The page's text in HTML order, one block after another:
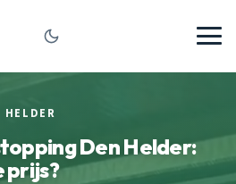
HELDER
Den Helder:
prijs?